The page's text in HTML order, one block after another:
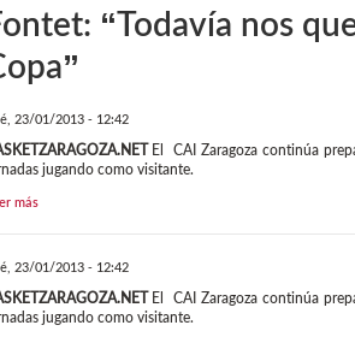
“Todavía nos
23/01/2013 - 12:42
El CAI Zaragoza continúa
jugando como visitante.
más
23/01/2013 - 12:42
El CAI Zaragoza continúa
jugando como visitante.